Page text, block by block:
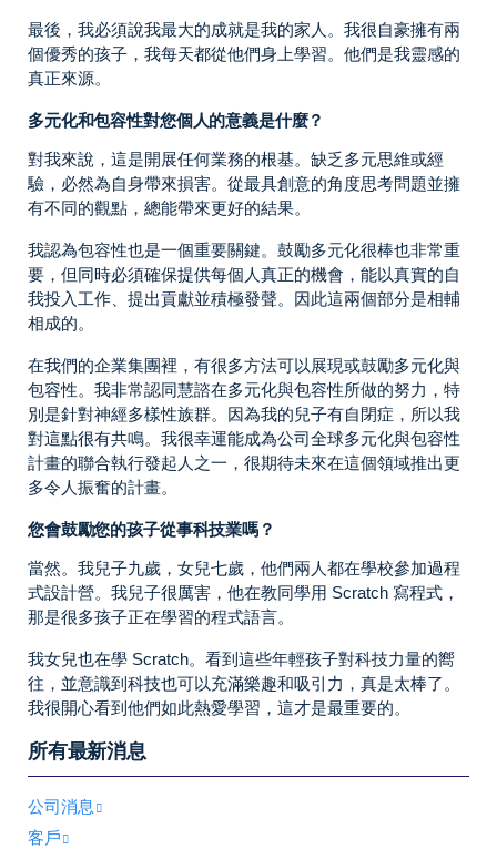
最後，我必須說我最大的成就是我的家人。我很自豪擁有兩
個優秀的孩子，我每天都從他們身上學習。他們是我靈感的
真正來源。
多元化和包容性對您個人的意義是什麼？
對我來說，這是開展任何業務的根基。缺乏多元思維或經
驗，必然為自身帶來損害。從最具創意的角度思考問題並擁
有不同的觀點，總能帶來更好的結果。
我認為包容性也是一個重要關鍵。鼓勵多元化很棒也非常重
要，但同時必須確保提供每個人真正的機會，能以真實的自
我投入工作、提出貢獻並積極發聲。因此這兩個部分是相輔
相成的。
在我們的企業集團裡，有很多方法可以展現或鼓勵多元化與
包容性。我非常認同慧諮在多元化與包容性所做的努力，特
別是針對神經多樣性族群。因為我的兒子有自閉症，所以我
對這點很有共鳴。我很幸運能成為公司全球多元化與包容性
計畫的聯合執行發起人之一，很期待未來在這個領域推出更
多令人振奮的計畫。
您會鼓勵您的孩子從事科技業嗎？
當然。我兒子九歲，女兒七歲，他們兩人都在學校參加過程
式設計營。我兒子很厲害，他在教同學用 Scratch 寫程式，
那是很多孩子正在學習的程式語言。
我女兒也在學 Scratch。看到這些年輕孩子對科技力量的嚮
往，並意識到科技也可以充滿樂趣和吸引力，真是太棒了。
我很開心看到他們如此熱愛學習，這才是最重要的。
所有最新消息
公司消息
客戶